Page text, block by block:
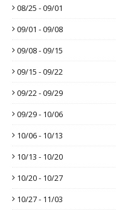
08/25 - 09/01
09/01 - 09/08
09/08 - 09/15
09/15 - 09/22
09/22 - 09/29
09/29 - 10/06
10/06 - 10/13
10/13 - 10/20
10/20 - 10/27
10/27 - 11/03